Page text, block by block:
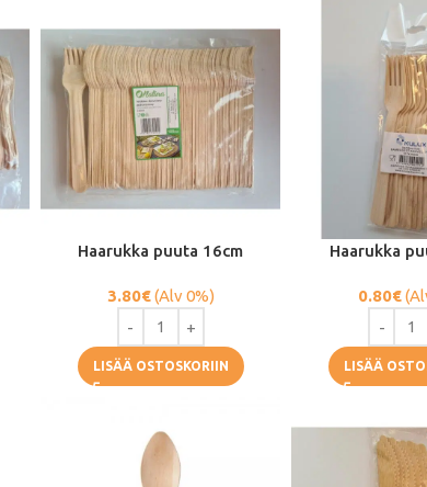
Haarukka puuta 16cm
3.80€(Alv 0%)
LISÄÄ OSTOSKORIIN
Haarukka
0.80€
LISÄÄ